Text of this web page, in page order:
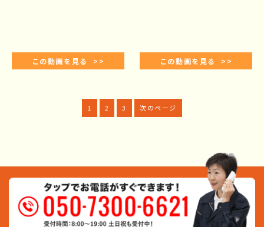
この動画を見る >> この動画を見る >>
1 2 3 次のページ